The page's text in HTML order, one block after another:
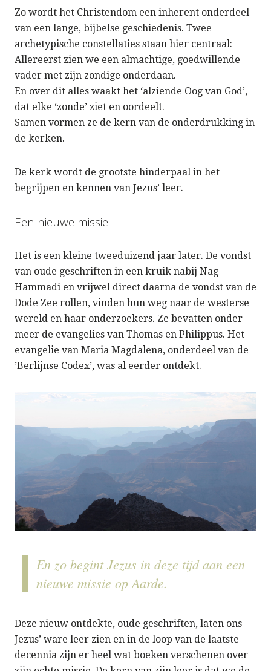
Zo wordt het Christendom een inherent onderdeel
van een lange, bijbelse geschiedenis. Twee
archetypische constellaties staan hier centraal:
Allereerst zien we een almachtige, goedwillende
vader met zijn zondige onderdaan.
En over dit alles waakt het ‘alziende Oog van God’,
dat elke ‘zonde’ ziet en oordeelt.
Samen vormen ze de kern van de onderdrukking in
de kerken.
De kerk wordt de grootste hinderpaal in het
begrijpen en kennen van Jezus’ leer.
Een nieuwe missie
Het is een kleine tweeduizend jaar later. De vondst
van oude geschriften in een kruik nabij Nag
Hammadi en vrijwel direct daarna de vondst van de
Dode Zee rollen, vinden hun weg naar de westerse
wereld en haar onderzoekers. Ze bevatten onder
meer de evangelies van Thomas en Philippus. Het
evangelie van Maria Magdalena, onderdeel van de
’Berlijnse Codex’, was al eerder ontdekt.
En zo begint Jezus in deze tijd aan een
nieuwe missie op Aarde.
Deze nieuw ontdekte, oude geschriften, laten ons
Jezus’ ware leer zien en in de loop van de laatste
decennia zijn er heel wat boeken verschenen over